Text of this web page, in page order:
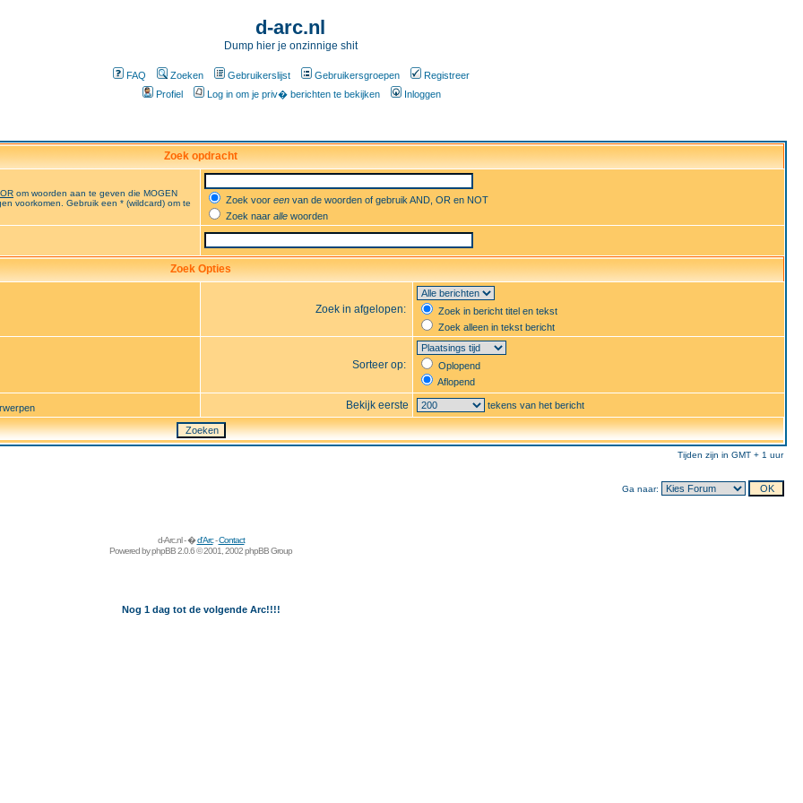
d-arc.nl
Dump hier je onzinnige shit
FAQ Zoeken Gebruikerslijst Gebruikersgroepen
Registreer
Profiel
Log in om je priv� berichten te bekijken Inloggen
Zoek opdracht
OR om woorden aan te geven die MOGEN
voorkomen. Gebruik een * (wildcard) om te
Zoek voor een van de woorden of gebruik AND, OR en NOT
Zoek naar alle woorden
Zoek Opties
Zoek in afgelopen:
Zoek in bericht titel en tekst
Zoek alleen in tekst bericht
Sorteer op:
Oplopend
Aflopend
Bekijk eerste tekens van het bericht
Tijden zijn in GMT + 1 uur
Ga naar:
d-Arc.nl - �d'Arc-Contact
Powered byphpBB2.0.6 © 2001, 2002 phpBB Group
Nog 1 dag tot de volgende Arc!!!!